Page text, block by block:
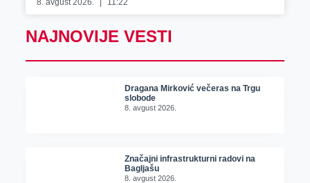
8. avgust 2026. 11:22
NAJNOVIJE VESTI
Dragana Mirković večeras na Trgu
slobode
8. avgust 2026.
Značajni infrastrukturni radovi na
Bagljašu
8. avgust 2026.